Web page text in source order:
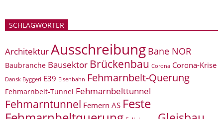
SCHLAGWÖRTER
ArchitekturAusschreibung Bane NOR
Baubranche Bausektor Brückenbau Corona Corona-Krise
Dansk Byggeri E39 Eisenbahn Fehmarnbelt-Querung
Fehmarnbelt-Tunnel Fehmarnbelttunnel
Fehmarntunnel Femern AS Feste